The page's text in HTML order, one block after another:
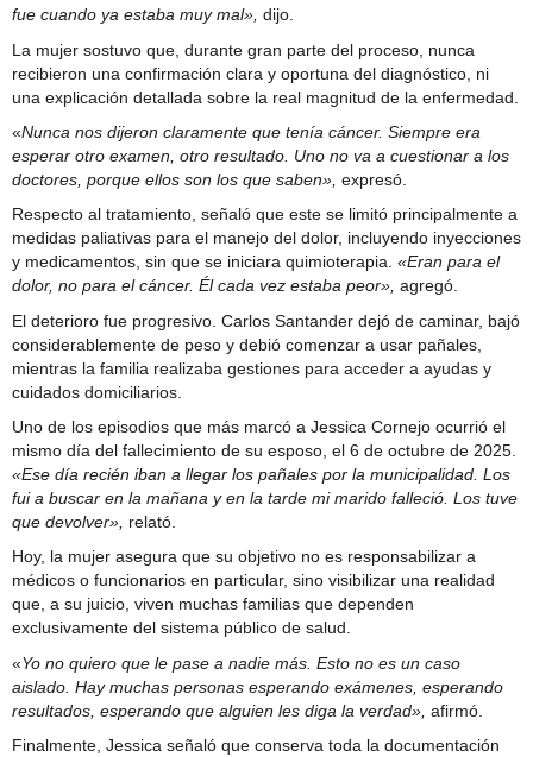
fue cuando ya estaba muy mal», dijo.
La mujer sostuvo que, durante gran parte del proceso, nunca
recibieron una confirmación clara y oportuna del diagnóstico, ni
una explicación detallada sobre la real magnitud de la enfermedad.
«Nunca nos dijeron claramente que tenía cáncer. Siempre era
esperar otro examen, otro resultado. Uno no va a cuestionar a los
doctores, porque ellos son los que saben», expresó.
Respecto al tratamiento, señaló que este se limitó principalmente a
medidas paliativas para el manejo del dolor, incluyendo inyecciones
y medicamentos, sin que se iniciara quimioterapia. «Eran para el
dolor, no para el cáncer. Él cada vez estaba peor», agregó.
El deterioro fue progresivo. Carlos Santander dejó de caminar, bajó
considerablemente de peso y debió comenzar a usar pañales,
mientras la familia realizaba gestiones para acceder a ayudas y
cuidados domiciliarios.
Uno de los episodios que más marcó a Jessica Cornejo ocurrió el
mismo día del fallecimiento de su esposo, el 6 de octubre de 2025.
«Ese día recién iban a llegar los pañales por la municipalidad. Los
fui a buscar en la mañana y en la tarde mi marido falleció. Los tuve
que devolver», relató.
Hoy, la mujer asegura que su objetivo no es responsabilizar a
médicos o funcionarios en particular, sino visibilizar una realidad
que, a su juicio, viven muchas familias que dependen
exclusivamente del sistema público de salud.
«Yo no quiero que le pase a nadie más. Esto no es un caso
aislado. Hay muchas personas esperando exámenes, esperando
resultados, esperando que alguien les diga la verdad», afirmó.
Finalmente, Jessica señaló que conserva toda la documentación